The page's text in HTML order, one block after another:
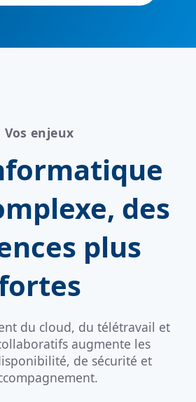
Vos enjeux
des
plus
du cloud, du télétravail et
augmente les
de sécurité et